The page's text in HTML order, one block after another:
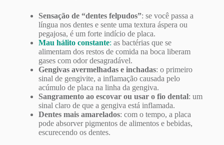
Sensação de “dentes felpudos”: se você passa a
língua nos dentes e sente uma textura áspera ou
pegajosa, é um forte indício de placa.
Mau hálito constante: as bactérias que se
alimentam dos restos de comida na boca liberam
gases com odor desagradável.
Gengivas avermelhadas e inchadas: o primeiro
sinal de gengivite, a inflamação causada pelo
acúmulo de placa na linha da gengiva.
Sangramento ao escovar ou usar o fio dental: um
sinal claro de que a gengiva está inflamada.
Dentes mais amarelados: com o tempo, a placa
pode absorver pigmentos de alimentos e bebidas,
escurecendo os dentes.